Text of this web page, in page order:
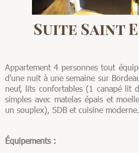
Suite Saint
Appartement 4 personnes tout
d'une nuit à une semaine sur
neuf, lits confortables (1 canapé lit
simples avec matelas épais et
un souplex), SDB et cuisine moderne.
Équipements :